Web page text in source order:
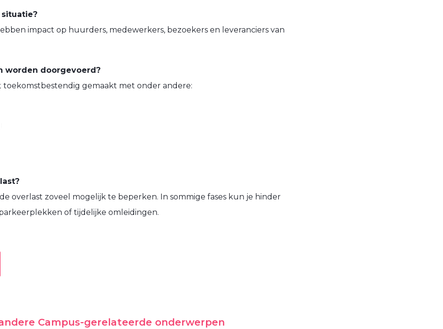
impact op huurders, medewerkers, bezoekers en leveranciers van
worden doorgevoerd?
gemaakt met onder andere:
overlast zoveel mogelijk te beperken. In sommige fases kun je hinder
of tijdelijke omleidingen.
Campus-gerelateerde onderwerpen